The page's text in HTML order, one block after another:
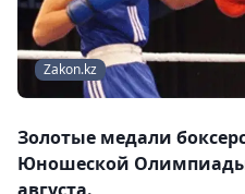
Zakon.kz
Золотые медали
Юношеской Олимпиады